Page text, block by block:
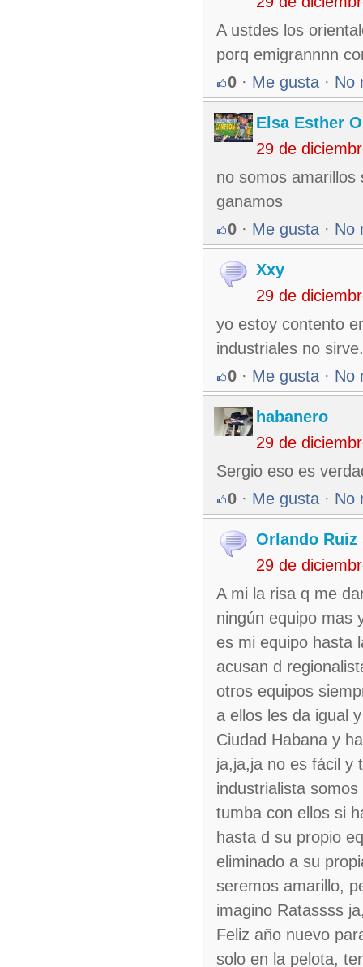
A ustdes los
porq emigrannnn
0 · Me gusta · No
Elsa Esther
29 de
no somos
ganamos
0 · Me gusta · No
Xxy
29 de
yo estoy contento
industriales no
0 · Me gusta · No
habanero
29 de
Sergio eso es
0 · Me gusta · No
Orlando Ruiz
29 de
A mi la risa q me
ningún equipo mas
es mi equipo hasta
acusan d
otros equipos
a ellos les da igual
Ciudad Habana y
ja,ja,ja no es fácil y
industrialista
tumba con ellos si
hasta d su propio
eliminado a su
seremos amarillo,
imagino Ratassss
Feliz año nuevo
solo en la pelota,